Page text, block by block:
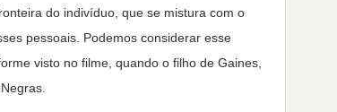
do indivíduo, que se mistura com o
pessoais. Podemos considerar esse
visto no filme, quando o filho de Gaines,